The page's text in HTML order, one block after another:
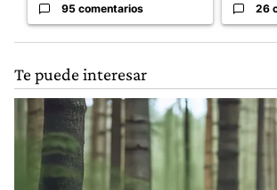
95 comentarios 26